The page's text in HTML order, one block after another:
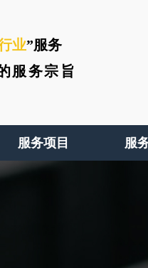
业”服务
服务宗旨
服务项目 服